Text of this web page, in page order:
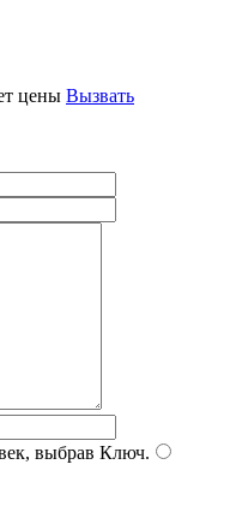
цены Вызвать
выбрав Ключ.